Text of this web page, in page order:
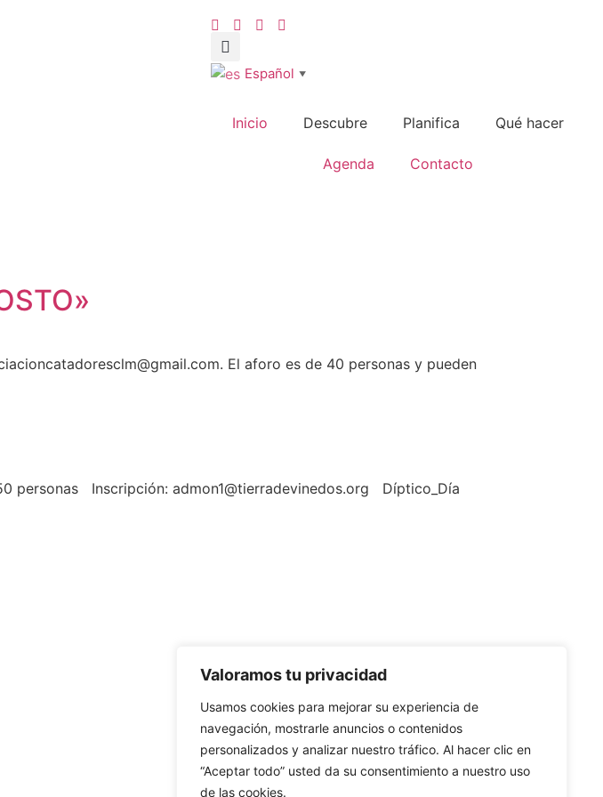
Valoramos tu privacidad
Usamos cookies para mejorar su experiencia de
navegación, mostrarle anuncios o contenidos
personalizados y analizar nuestro tráfico. Al hacer clic en
“Aceptar todo” usted da su consentimiento a nuestro uso
de las cookies.
Español ▼
Inicio Descubre Planifica Qué hacer
Agenda Contacto
El aforo es de 40 personas y pueden
personas Inscripción: admon1@tierradevinedos.org Díptico_Día